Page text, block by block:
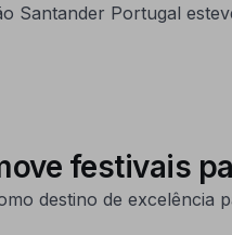
Santander Portugal
festivais
destino de